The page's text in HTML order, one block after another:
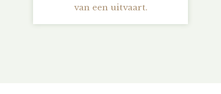
van een uitvaart.